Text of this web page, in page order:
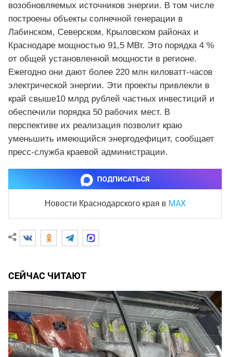
возобновляемых источников энергии. В том числе
построены объекты солнечной генерации в
Лабинском, Северском, Крыловском районах и
Краснодаре мощностью 91,5 МВт. Это порядка 4 %
от общей установленной мощности в регионе.
Ежегодно они дают более 220 млн киловатт-часов
электрической энергии. Эти проекты привлекли в
край свыше10 млрд рублей частных инвестиций и
обеспечили порядка 50 рабочих мест. В
перспективе их реализация позволит краю
уменьшить имеющийся энергодефицит, сообщает
пресс-служба краевой администрации.
ПОДПИСАТЬСЯ
Новости Краснодарского края в MAX
СЕЙЧАС ЧИТАЮТ